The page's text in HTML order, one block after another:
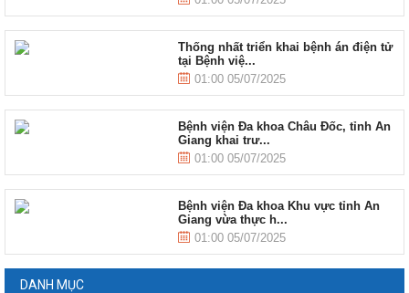
Thống nhất triển khai bệnh án điện tử
tại Bệnh việ...
01:00 05/07/2025
Bệnh viện Đa khoa Châu Đốc, tỉnh An
Giang khai trư...
01:00 05/07/2025
Bệnh viện Đa khoa Khu vực tỉnh An
Giang vừa thực h...
01:00 05/07/2025
DANH MỤC